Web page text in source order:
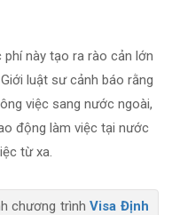
này tạo ra rào cản lớn
luật sư cảnh báo rằng
việc sang nước ngoài,
động làm việc tại nước
từ xa.
chương trìnhVisa Định